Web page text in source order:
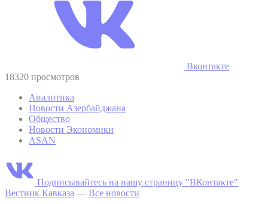
Вконтакте
18320 просмотров
Аналитика
Новости Азербайджана
Общество
Новости Экономики
ASAN
Подписывайтесь на нашу страницу "ВКонтакте"
Вестник Кавказа — Все новости